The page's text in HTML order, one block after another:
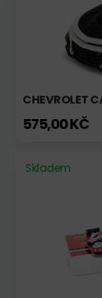
CHEVROLET
575,00 KČ
Skladem